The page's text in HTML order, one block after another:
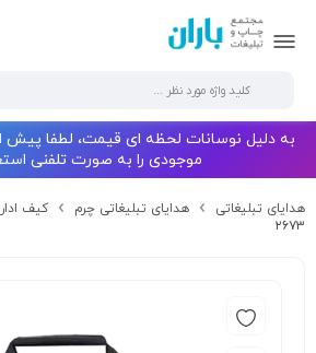
به دلیل نوسانات لحظه ای قیمت، لطفا
موجودی را به صورت تلفنی
هدایای تبلیغاتی هدایای تبلیغاتی چرم کیف
۲۶۷۳